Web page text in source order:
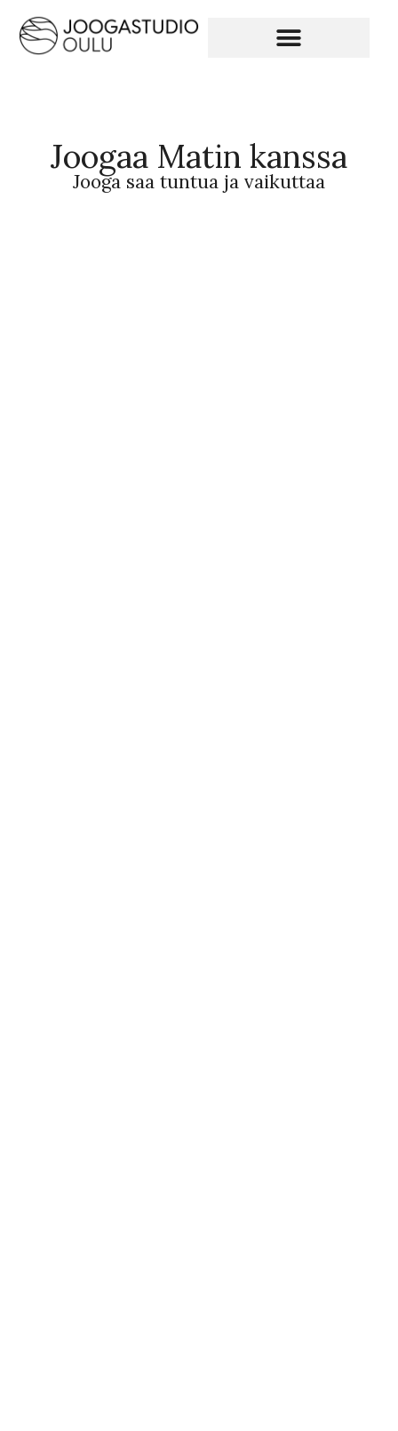
Joogaa Matin kanssa
Jooga saa tuntua ja vaikuttaa